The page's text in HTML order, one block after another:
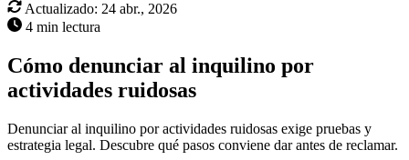
Actualizado: 24 abr., 2026
4 min lectura
Cómo denunciar al inquilino por
actividades ruidosas
Denunciar al inquilino por actividades ruidosas exige pruebas y
estrategia legal. Descubre qué pasos conviene dar antes de reclamar.